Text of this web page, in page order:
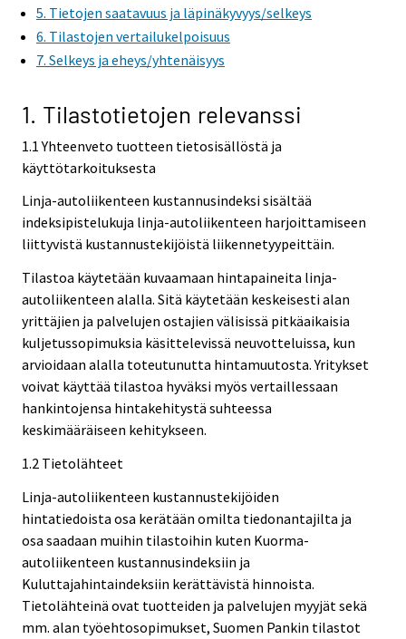
5. Tietojen saatavuus ja läpinäkyvyys/selkeys
6. Tilastojen vertailukelpoisuus
7. Selkeys ja eheys/yhtenäisyys
1. Tilastotietojen relevanssi
1.1 Yhteenveto tuotteen tietosisällöstä ja
käyttötarkoituksesta
Linja-autoliikenteen kustannusindeksi sisältää
indeksipistelukuja linja-autoliikenteen harjoittamiseen
liittyvistä kustannustekijöistä liikennetyypeittäin.
Tilastoa käytetään kuvaamaan hintapaineita linja-
autoliikenteen alalla. Sitä käytetään keskeisesti alan
yrittäjien ja palvelujen ostajien välisissä pitkäaikaisia
kuljetussopimuksia käsittelevissä neuvotteluissa, kun
arvioidaan alalla toteutunutta hintamuutosta. Yritykset
voivat käyttää tilastoa hyväksi myös vertaillessaan
hankintojensa hintakehitystä suhteessa
keskimääräiseen kehitykseen.
1.2 Tietolähteet
Linja-autoliikenteen kustannustekijöiden
hintatiedoista osa kerätään omilta tiedonantajilta ja
osa saadaan muihin tilastoihin kuten Kuorma-
autoliikenteen kustannusindeksiin ja
Kuluttajahintaindeksiin kerättävistä hinnoista.
Tietolähteinä ovat tuotteiden ja palvelujen myyjät sekä
mm. alan työehtosopimukset, Suomen Pankin tilastot